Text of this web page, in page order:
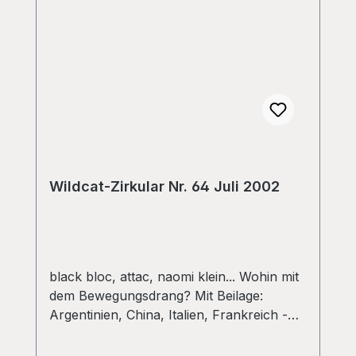
Wildcat-Zirkular Nr. 64 Juli 2002
black bloc, attac, naomi klein... Wohin mit
dem Bewegungsdrang? Mit Beilage:
Argentinien, China, Italien, Frankreich -